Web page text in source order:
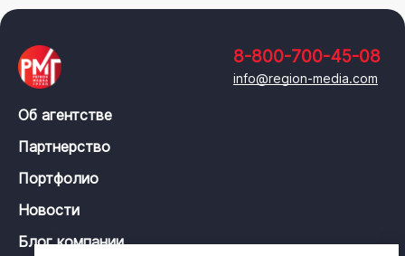
8-800-700-45-08
info@region-media.com
Об агентстве
Партнерство
Портфолио
Новости
Блог компании